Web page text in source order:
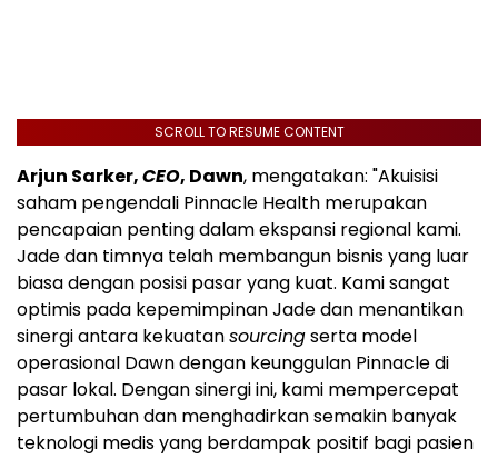
SCROLL TO RESUME CONTENT
Arjun Sarker,CEO, Dawn, mengatakan: "Akuisisi
saham pengendali Pinnacle Health merupakan
pencapaian penting dalam ekspansi regional kami.
Jade dan timnya telah membangun bisnis yang luar
biasa dengan posisi pasar yang kuat. Kami sangat
optimis pada kepemimpinan Jade dan menantikan
sinergi antara kekuatansourcingserta model
operasional Dawn dengan keunggulan Pinnacle di
pasar lokal. Dengan sinergi ini, kami mempercepat
pertumbuhan dan menghadirkan semakin banyak
teknologi medis yang berdampak positif bagi pasien